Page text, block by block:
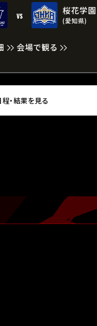
vs 桜花学園
(愛知県)
会場で観る
・結果を見る